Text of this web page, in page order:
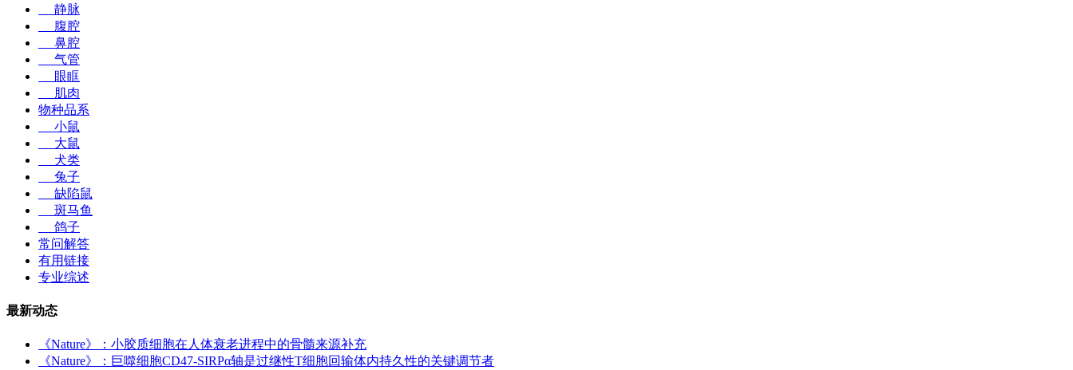
静脉
腹腔
鼻腔
气管
眼眶
肌肉
物种品系
小鼠
大鼠
犬类
兔子
缺陷鼠
斑马鱼
鸽子
常问解答
有用链接
专业综述
最新动态
《Nature》：小胶质细胞在人体衰老进程中的骨髓来源补充
《Nature》：巨噬细胞CD47-SIRPα轴是过继性T细胞回输体内持久性的关键调节者